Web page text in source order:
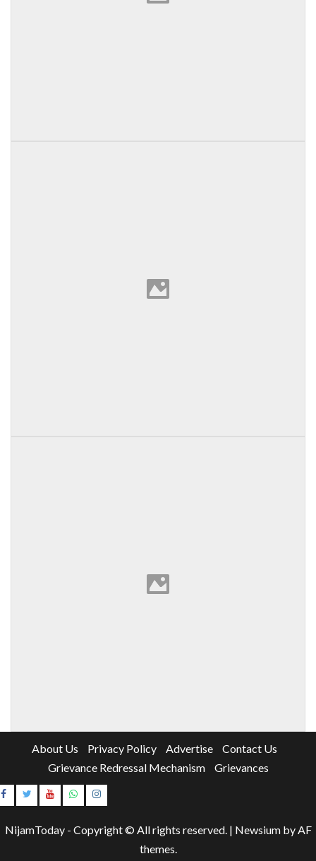
About Us Privacy Policy Advertise
Contact Us
Grievance Redressal Mechanism
Grievances
Instagram
NijamToday - Copyright © All rights reserved. | Newsiumby AF
themes.